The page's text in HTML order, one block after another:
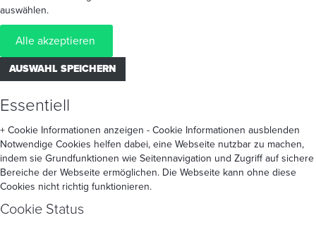
auswählen.
Alle akzeptieren
AUSWAHL SPEICHERN
Essentiell
+ Cookie Informationen anzeigen - Cookie Informationen ausblenden
Notwendige Cookies helfen dabei, eine Webseite nutzbar zu machen,
indem sie Grundfunktionen wie Seitennavigation und Zugriff auf sichere
Bereiche der Webseite ermöglichen. Die Webseite kann ohne diese
Cookies nicht richtig funktionieren.
Cookie Status